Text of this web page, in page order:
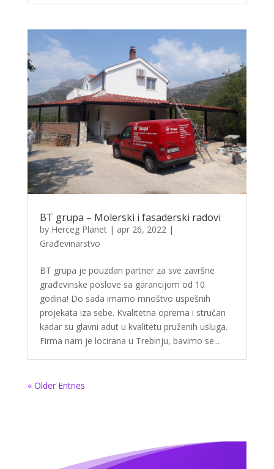
BT grupa – Molerski i fasaderski radovi
by Herceg Planet| apr 26, 2022|
Građevinarstvo
BT grupa je pouzdan partner za sve završne
građevinske poslove sa garancijom od 10
godina! Do sada imamo mnoštvo uspešnih
projekata iza sebe. Kvalitetna oprema i stručan
kadar su glavni adut u kvalitetu pruženih usluga.
Firma nam je locirana u Trebinju, bavimo se...
« Older Entries